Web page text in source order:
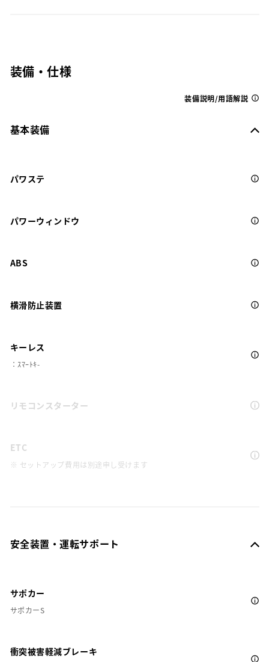
装備・仕様
装備説明/用語解説
基本装備
パワステ
パワーウィンドウ
ABS
横滑防止装置
キーレス
：ｽﾏｰﾄｷ-
リモコンスターター
ETC
※ セットアップ費用は別途申し受けます
安全装置・運転サポート
サポカー
サポカーS
衝突被害軽減ブレーキ